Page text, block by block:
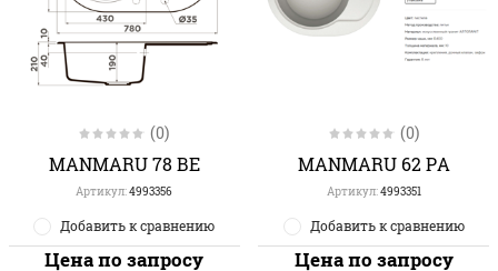
(0)
MANMARU 78 BE
Артикул:4993356
Добавить к сравнению
Цена по запросу
(0)
MANMARU 62 PA
Артикул:4993351
Добавить к сравнению
Цена по запросу